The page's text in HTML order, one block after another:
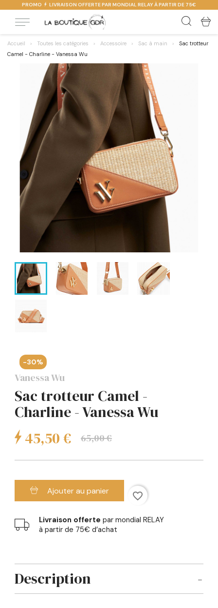
PROMO LIVRAISON OFFERTE PAR MONDIAL RELAY À PARTIR DE 75€
Accueil Toutes les catégories Accessoire Sac à main
Sac trotteur
Camel - Charline - Vanessa Wu
-30%
Vanessa Wu
Sac trotteur Camel -
Charline - Vanessa Wu
45,50 €
65,00 €
Ajouter au panier favorite_border
Livraison offerte par mondial RELAY
à partir de 75€ d’achat
Description